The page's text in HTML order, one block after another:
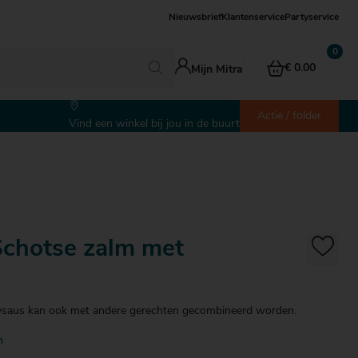
Nieuwsbrief KlantenservicePartyservice
Mijn Mitra € 0.00
Vind een winkel bij jou in de buurt
Actie / folder
zalm met
kan ook met andere gerechten gecombineerd worden.